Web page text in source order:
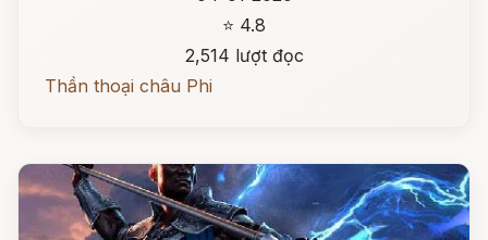
⭐ 4.8
2,514 lượt đọc
Thần thoại châu Phi